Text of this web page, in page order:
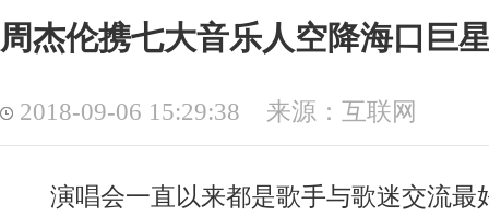
周杰伦携七大音乐人空降海口巨
2018-09-06 15:29:38 来源：互联网
演唱会一直以来都是歌手与歌迷交流最